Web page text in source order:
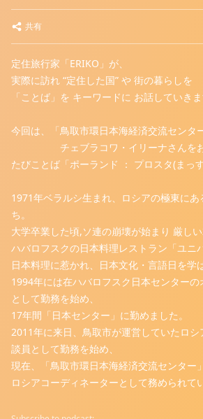
共有
定住旅行家「ERIKO」が、
実際に訪れ “定住した国” や 街の暮らしを
「ことば」を キーワードに お話していきま
今回は、「鳥取市環日本海経済交流センタ
チェブラコワ・イリーナさんをお迎
たびことば「ポーランド ： プロスタ(まっす
1971年ベラルシ生まれ、ロシアの極東に
ち。
大学卒業した頃,ソ連の崩壊が始まり 厳しい
ハバロフスクの日本料理レストラン「ユニ
日本料理に惹かれ、日本文化・言語日を学
1994年には在ハバロフスク日本センター
として勤務を始め、
17年間「日本センター」に勤めました。
2011年に来日、鳥取市が運営していたロ
談員として勤務を始め、
現在、「鳥取市環日本海経済交流センター
ロシアコーディネーターとして務められて